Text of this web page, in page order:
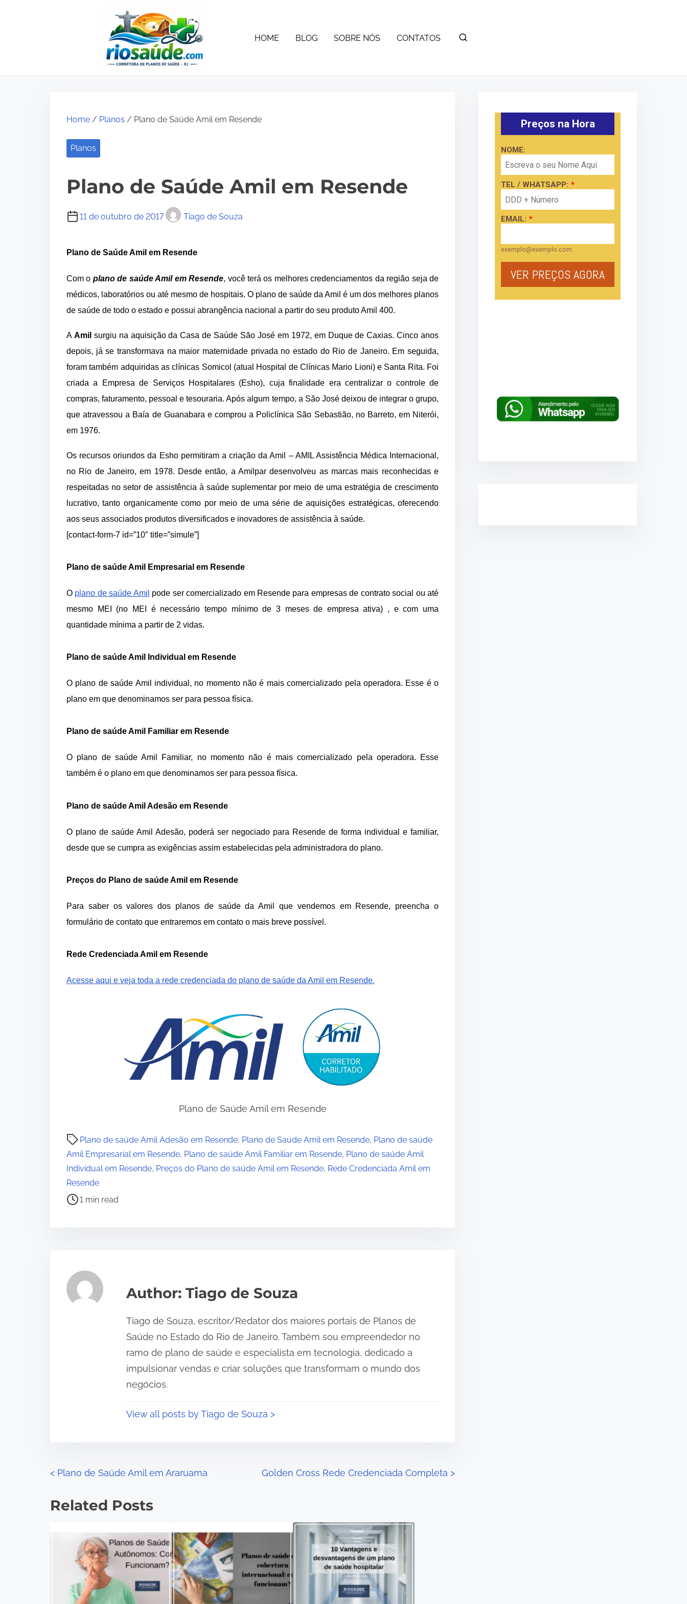
HOME BLOG SOBRE NÓS CONTATOS
Home / Planos / Plano de Saúde Amil em Resende
Planos
Plano de Saúde Amil em Resende
11 de outubro de 2017 Tiago de Souza
Plano de Saúde Amil em Resende
Com o plano de saúde Amil em Resende, você terá os melhores credenciamentos da região seja de
médicos, laboratórios ou até mesmo de hospitais. O plano de saúde da Amil é um dos melhores planos
de saúde de todo o estado e possui abrangência nacional a partir do seu produto Amil 400.
A Amil surgiu na aquisição da Casa de Saúde São José em 1972, em Duque de Caxias. Cinco anos
depois, já se transformava na maior maternidade privada no estado do Rio de Janeiro. Em seguida,
foram também adquiridas as clínicas Somicol (atual Hospital de Clínicas Mario Lioni) e Santa Rita. Foi
criada a Empresa de Serviços Hospitalares (Esho), cuja finalidade era centralizar o controle de
compras, faturamento, pessoal e tesouraria. Após algum tempo, a São José deixou de integrar o grupo,
que atravessou a Baía de Guanabara e comprou a Policlínica São Sebastião, no Barreto, em Niterói,
em 1976.
Os recursos oriundos da Esho permitiram a criação da Amil – AMIL Assistência Médica Internacional,
no Rio de Janeiro, em 1978. Desde então, a Amilpar desenvolveu as marcas mais reconhecidas e
respeitadas no setor de assistência à saúde suplementar por meio de uma estratégia de crescimento
lucrativo, tanto organicamente como por meio de uma série de aquisições estratégicas, oferecendo
aos seus associados produtos diversificados e inovadores de assistência à saúde.
[contact-form-7 id=”10″ title=”simule”]
Plano de saúde Amil Empresarial em Resende
O plano de saúde Amil pode ser comercializado em Resende para empresas de contrato social ou até
mesmo MEI (no MEI é necessário tempo mínimo de 3 meses de empresa ativa) , e com uma
quantidade mínima a partir de 2 vidas.
Plano de saúde Amil Individual em Resende
O plano de saúde Amil individual, no momento não é mais comercializado pela operadora. Esse é o
plano em que denominamos ser para pessoa física.
Plano de saúde Amil Familiar em Resende
O plano de saúde Amil Familiar, no momento não é mais comercializado pela operadora. Esse
também é o plano em que denominamos ser para pessoa física.
Plano de saúde Amil Adesão em Resende
O plano de saúde Amil Adesão, poderá ser negociado para Resende de forma individual e familiar,
desde que se cumpra as exigências assim estabelecidas pela administradora do plano.
Preços do Plano de saúde Amil em Resende
Para saber os valores dos planos de saúde da Amil que vendemos em Resende, preencha o
formulário de contato que entraremos em contato o mais breve possível.
Rede Credenciada Amil em Resende
Acesse aqui e veja toda a rede credenciada do plano de saúde da Amil em Resende.
Plano de Saúde Amil em Resende
Plano de saúde Amil Adesão em Resende, Plano de Saúde Amil em Resende, Plano de saúde
Amil Empresarial em Resende, Plano de saúde Amil Familiar em Resende, Plano de saúde Amil
Individual em Resende, Preços do Plano de saúde Amil em Resende, Rede Credenciada Amil em
Resende
P
o
s
t
r
m
e
1 min read
Author: Tiago de Souza
Tiago de Souza, escritor/Redator dos maiores portais de Planos de
Saúde no Estado do Rio de Janeiro. Também sou empreendedor no
ramo de plano de saúde e especialista em tecnologia, dedicado a
impulsionar vendas e criar soluções que transformam o mundo dos
negócios.
View all posts by Tiago de Souza >
P
o
< Plano de Saúde Amil em Araruama Golden Cross Rede Credenciada Completa >
Related Posts